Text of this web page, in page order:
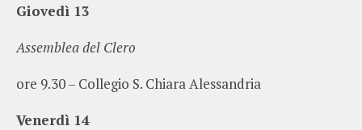
Giovedì 13
Assemblea del Clero
ore 9.30 – Collegio S. Chiara Alessandria
Venerdì 14